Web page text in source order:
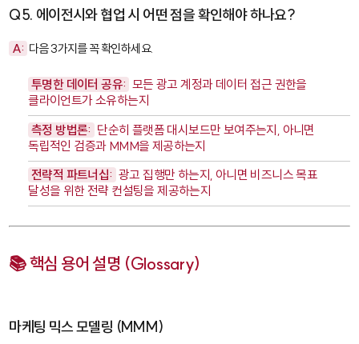
Q5. 에이전시와 협업 시 어떤 점을 확인해야 하나요?
A: 다음 3가지를 꼭 확인하세요.
투명한 데이터 공유: 모든 광고 계정과 데이터 접근 권한을
클라이언트가 소유하는지
측정 방법론: 단순히 플랫폼 대시보드만 보여주는지, 아니면
독립적인 검증과 MMM을 제공하는지
전략적 파트너십: 광고 집행만 하는지, 아니면 비즈니스 목표
달성을 위한 전략 컨설팅을 제공하는지
📚 핵심 용어 설명 (Glossary)
마케팅 믹스 모델링 (MMM)